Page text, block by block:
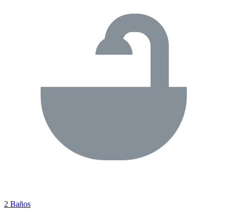
2 Baños